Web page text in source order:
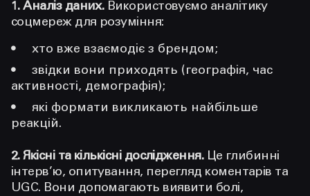
1. Аналіз даних. Використовуємо аналітику
соцмереж для розуміння:
хто вже взаємодіє з брендом;
звідки вони приходять (географія, час
активності, демографія);
які формати викликають найбільше
реакцій.
2. Якісні та кількісні дослідження. Це глибинні
інтерв’ю, опитування, перегляд коментарів та
UGC. Вони допомагають виявити болі,